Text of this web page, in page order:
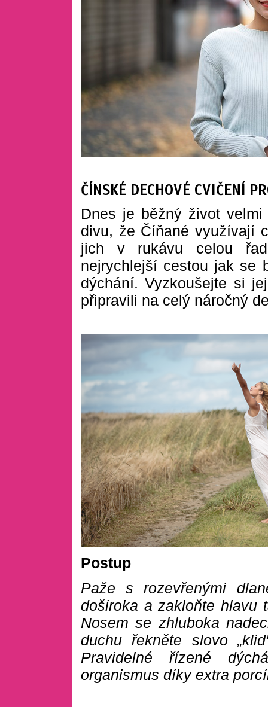
ČÍNSKÉ DECHOVÉ CVIČENÍ
Dnes je běžný život
divu, že Číňané využívají
jich v rukávu celou
nejrychlejší cestou jak se
dýchání. Vyzkoušejte si
připravili na celý náročný
Postup
Paže s rozevřenými
doširoka a zakloňte hlavu
Nosem se zhluboka
duchu řekněte slovo
Pravidelné řízené
organismus díky extra